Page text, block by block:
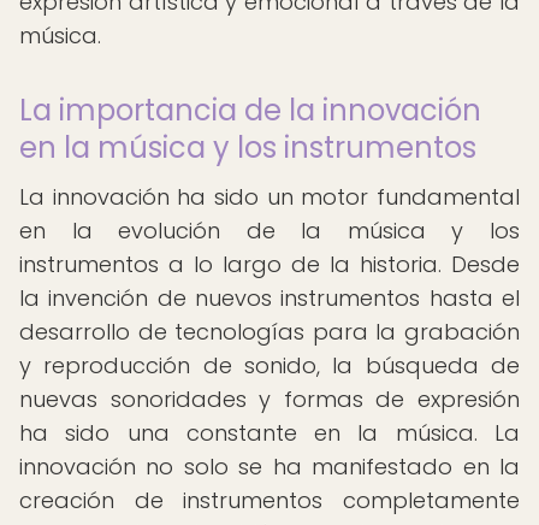
música.
La importancia de la innovación
en la música y los instrumentos
La innovación ha sido un motor fundamental
en la evolución de la música y los
instrumentos a lo largo de la historia. Desde
la invención de nuevos instrumentos hasta el
desarrollo de tecnologías para la grabación
y reproducción de sonido, la búsqueda de
nuevas sonoridades y formas de expresión
ha sido una constante en la música. La
innovación no solo se ha manifestado en la
creación de instrumentos completamente